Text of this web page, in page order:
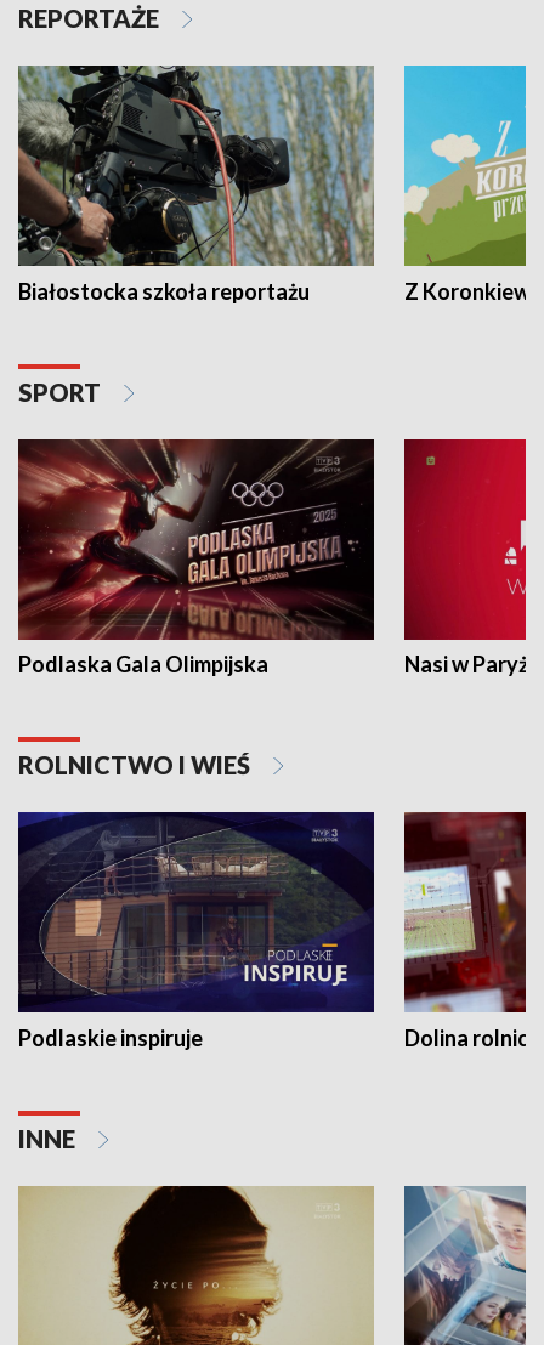
REPORTAŻE
Białostocka szkoła reportażu Z
SPORT
Podlaska Gala Olimpijska Nasi w Paryżu
ROLNICTWO I WIEŚ
Podlaskie inspiruje Dolina
INNE